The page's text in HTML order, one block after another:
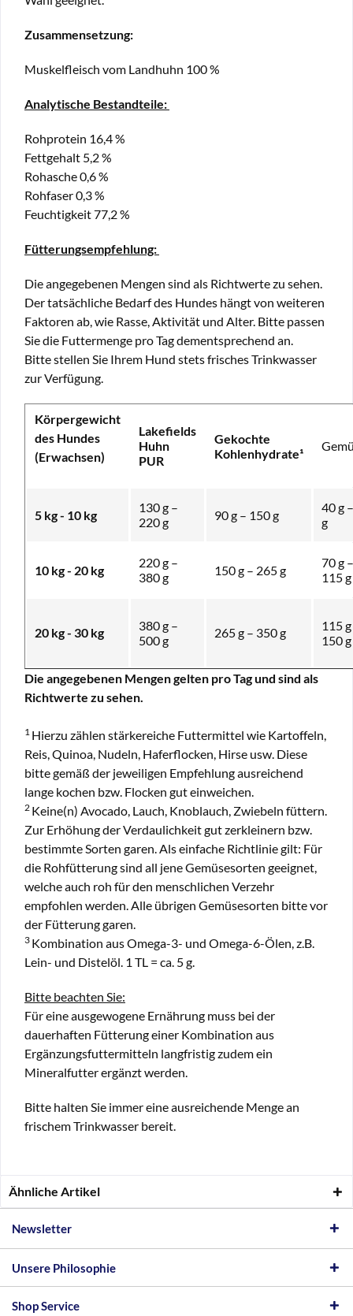
Zusammensetzung:
Muskelfleisch vom Landhuhn 100 %
Analytische Bestandteile:
Rohprotein 16,4 %
Fettgehalt 5,2 %
Rohasche0,6 %
Rohfaser0,3 %
Feuchtigkeit77,2 %
Fütterungsempfehlung:
Die angegebenen Mengen sind als Richtwerte zu sehen.
Der tatsächliche Bedarf des Hundes hängt von weiteren
Faktoren ab, wie Rasse, Aktivität und Alter. Bitte passen
Sie die Futtermenge pro Tag dementsprechend an.
Bitte stellen Sie Ihrem Hund stets frisches Trinkwasser
zur Verfügung.
Körpergewicht
des Hundes
(Erwachsen)
Lakefields
Huhn
PUR
Gekochte
Kohlenhydrate¹
5 kg - 10 kg
130 g –
220 g
90 g – 150 g
40 g
g
10 kg - 20 kg
220 g –
380 g
150 g – 265 g
70 g –
115 g
20 kg - 30 kg
380 g –
500 g
265 g – 350 g
115
150 g
Die angegebenen Mengen gelten pro Tag und sind als
Richtwerte zu sehen.
1 Hierzu zählen stärkereiche Futtermittel wie Kartoffeln,
Reis, Quinoa, Nudeln, Haferflocken, Hirse usw. Diese
bitte gemäß der jeweiligen Empfehlung ausreichend
lange kochen bzw. Flocken gut einweichen.
2 Keine(n) Avocado, Lauch, Knoblauch, Zwiebeln füttern.
Zur Erhöhung der Verdaulichkeit gut zerkleinern bzw.
bestimmte Sorten garen. Als einfache Richtlinie gilt: Für
die Rohfütterung sind all jene Gemüsesorten geeignet,
welche auch roh für den menschlichen Verzehr
empfohlen werden. Alle übrigen Gemüsesorten bitte vor
der Fütterung garen.
3 Kombination aus Omega-3- und Omega-6-Ölen, z.B.
Lein- und Distelöl. 1 TL = ca. 5 g.
Bitte beachten Sie:
Für eine ausgewogene Ernährung muss bei der
dauerhaften Fütterung einer Kombination aus
Ergänzungsfuttermitteln langfristig zudem ein
Mineralfutter ergänzt werden.
Bitte halten Sie immer eine ausreichende Menge an
frischem Trinkwasser bereit.
Ähnliche Artikel
Newsletter
Unsere Philosophie
Shop Service